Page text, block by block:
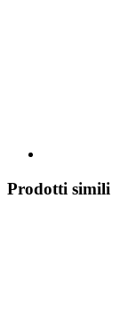
Prodotti simili